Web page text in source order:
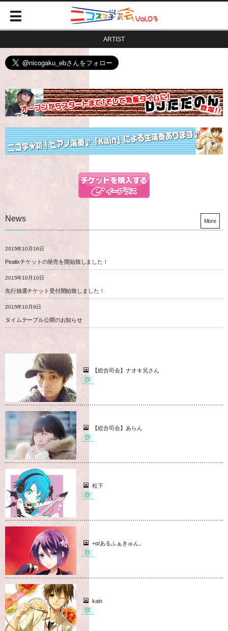
ARTIST
News
2015年10月16日
Peatixチケットの発売を開始致しました！
2015年10月10日
先行抽選チケット受付開始致しました！
2015年10月9日
タイムテーブル公開のお知らせ
More
【総合司会】ナオキ兄さん
【総合司会】あらん
松下
+α/あるふぁきゅん。
kain